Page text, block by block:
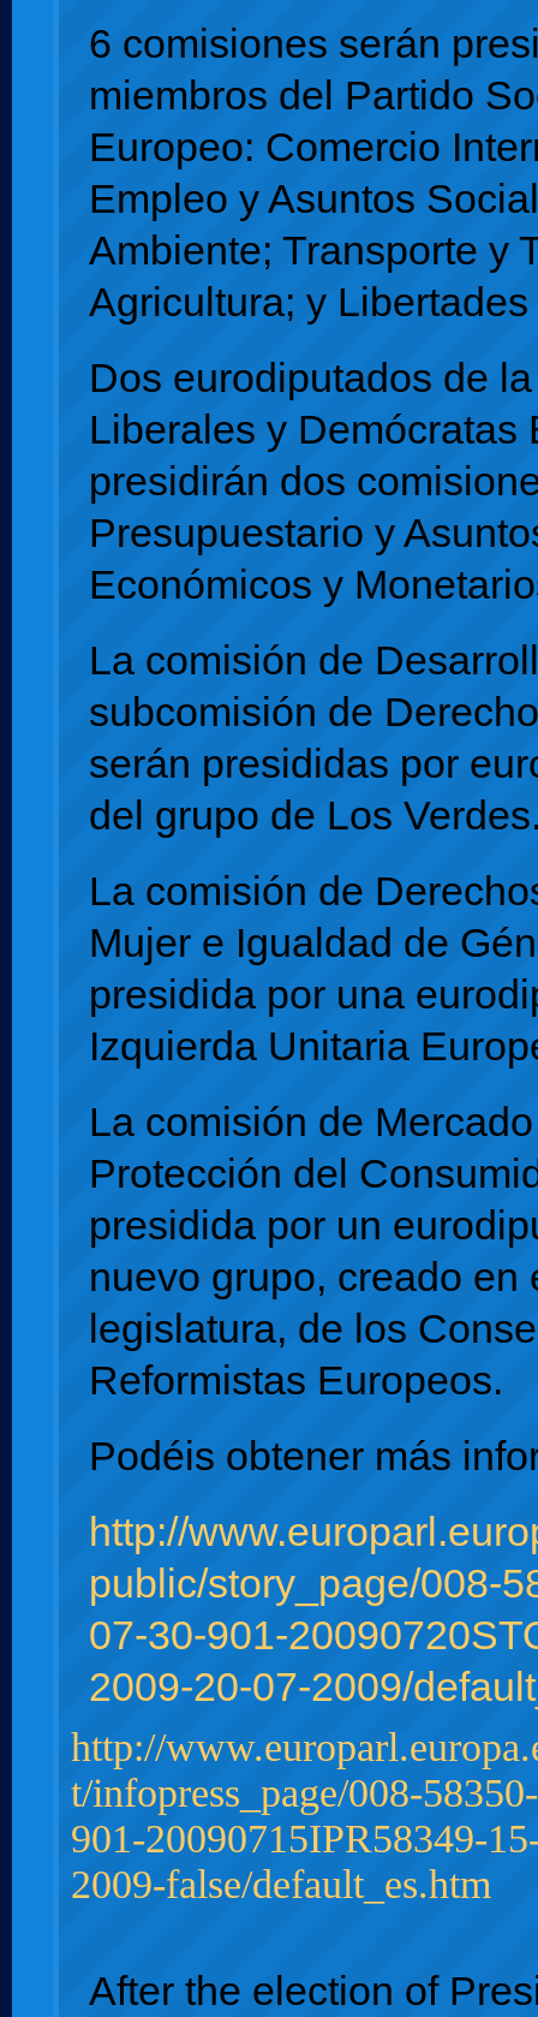
6 comisiones serán
miembros del Partido
Europeo: Comercio
Empleo y Asuntos
Ambiente; Transporte y
Agricultura; y
Dos eurodiputados de
Liberales y Demócratas
presidirán dos
Presupuestario y
Económicos y
La comisión de
subcomisión de
serán presididas por
del grupo de Los
La comisión de
Mujer e Igualdad de
presidida por una
Izquierda Unitaria
La comisión de
Protección del
presidida por un
nuevo grupo, creado en
legislatura, de los
Reformistas Europeos.
Podéis obtener más
http://
public/story_page/008-
07-30-901-
2009-20-07-2009/
http://
t/infopress_page/008-
901-20090715IPR58349-
2009-false/default_es.htm
After the election of